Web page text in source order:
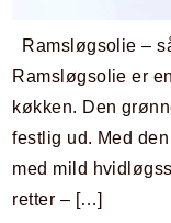
Ramsløgsolie –
Ramsløgsolie er
køkken. Den
festlig ud. Med
med mild
retter – […]